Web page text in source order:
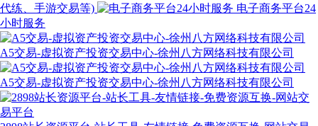
代练、手游交易等)
电子商务平台24
小时服务
A5交易-虚拟资产投资交易中心-徐州八方网络科技有限公司
A5交易-虚拟资产投资交易中心-徐州八方网络科技有限公司